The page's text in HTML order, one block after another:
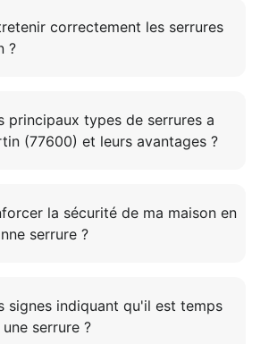
correctement les serrures
?
principaux types de serrures a
(77600) et leurs avantages ?
la sécurité de ma maison en
serrure ?
signes indiquant qu'il est temps
serrure ?